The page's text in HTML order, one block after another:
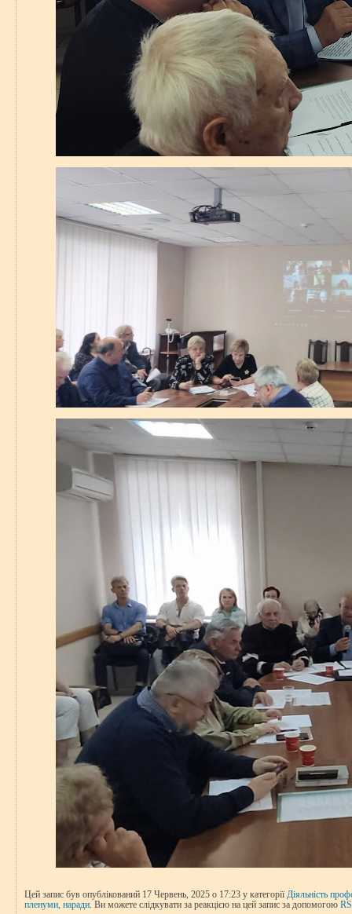
Цей запис був опублікований 17 Червень, 2025 о 17:23 у категоріїДіяльність
пленуми, наради. Ви можете слідкувати за реакцією на цей запис за допомогою